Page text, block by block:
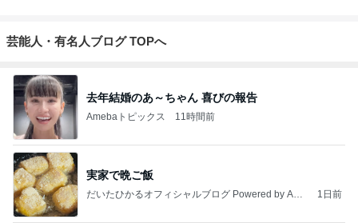
芸能人・有名人ブログ TOPへ
去年結婚のあ～ちゃん 喜びの報告
Amebaトピックス 11時間前
実家で晩ご飯
だいたひかるオフィシャルブログ Powered by Ame
1日前